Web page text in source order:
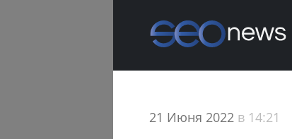
21 Июня 2022 в 14:21